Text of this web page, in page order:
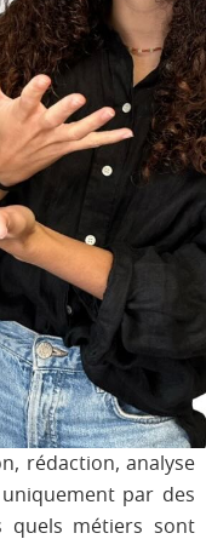
rédaction, analyse
par des
quels métiers sont